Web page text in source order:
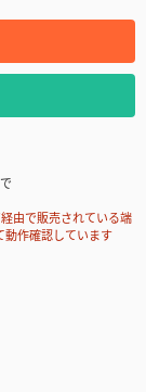
由で販売されている端
動作確認しています